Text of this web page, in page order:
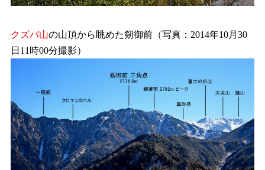
クズバ山の山頂から眺めた剱御前（写真：2014年10月30
日11時00分撮影）